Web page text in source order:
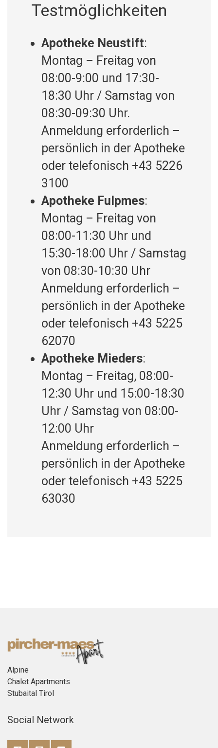
Testmöglichkeiten
Apotheke Neustift:
Montag – Freitag von
08:00-9:00 und 17:30-
18:30 Uhr / Samstag von
08:30-09:30 Uhr.
Anmeldung erforderlich –
persönlich in der Apotheke
oder telefonisch +43 5226
3100
Apotheke Fulpmes:
Montag – Freitag von
08:00-11:30 Uhr und
15:30-18:00 Uhr / Samstag
von 08:30-10:30 Uhr
Anmeldung erforderlich –
persönlich in der Apotheke
oder telefonisch +43 5225
62070
Apotheke Mieders:
Montag – Freitag, 08:00-
12:30 Uhr und 15:00-18:30
Uhr / Samstag von 08:00-
12:00 Uhr
Anmeldung erforderlich –
persönlich in der Apotheke
oder telefonisch +43 5225
63030
Alpine
Chalet Apartments
Stubaital Tirol
Social Network